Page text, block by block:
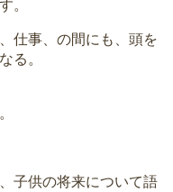
。
仕事、の間にも、頭を
る。
子供の将来について語